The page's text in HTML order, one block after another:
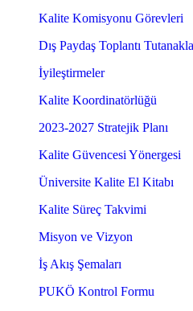
Kalite Komisyonu Görevleri
Dış Paydaş Toplantı
İyileştirmeler
Kalite Koordinatörlüğü
2023-2027 Stratejik Planı
Kalite Güvencesi Yönergesi
Üniversite Kalite El Kitabı
Kalite Süreç Takvimi
Misyon ve Vizyon
İş Akış Şemaları
PUKÖ Kontrol Formu